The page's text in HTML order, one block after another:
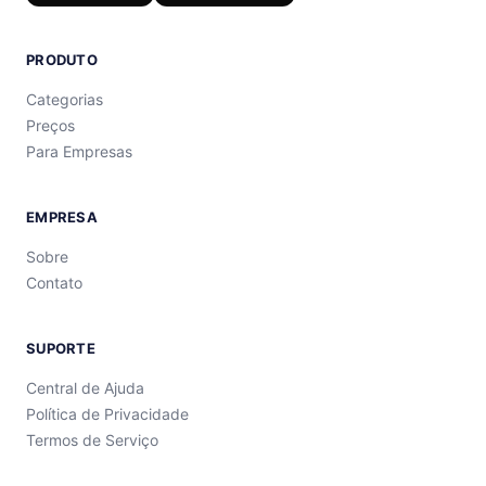
PRODUTO
Categorias
Preços
Para Empresas
EMPRESA
Sobre
Contato
SUPORTE
Central de Ajuda
Política de Privacidade
Termos de Serviço